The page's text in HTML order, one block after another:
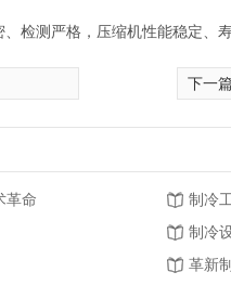
检测严格，压缩机性能稳定、寿
下一
革命
制冷